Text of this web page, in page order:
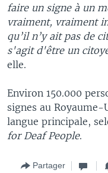
faire un signe à un
vraiment, vraiment
qu’il n’y ait pas de
s'agit d'être un
elle.
Environ 150.000
signes au
langue principale,
for Deaf People.
Partager